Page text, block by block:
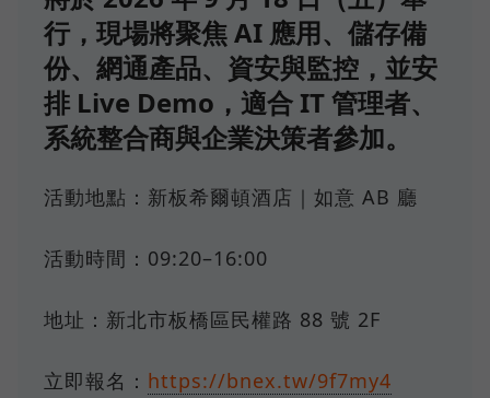
行，現場將聚焦 AI 應用、儲存備
份、網通產品、資安與監控，並安
排 Live Demo，適合 IT 管理者、
系統整合商與企業決策者參加。
活動地點：新板希爾頓酒店｜如意 AB 廳
活動時間：09:20–16:00
地址：新北市板橋區民權路 88 號 2F
立即報名： https://bnex.tw/9f7my4